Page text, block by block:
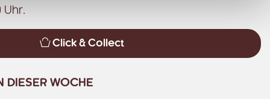
Uhr.
Click & Collect
DIESER WOCHE